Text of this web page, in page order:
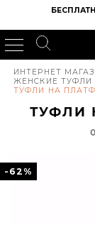
ИНТЕРНЕТ
ЖЕНСКИЕ ТУФЛИ
ТУФЛИ НА
ТУФЛИ
-62%